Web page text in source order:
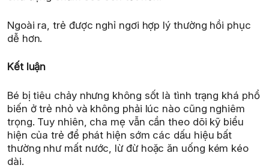
Ngoài ra, trẻ được nghỉ ngơi hợp lý thường hồi phục
dễ hơn.
Kết luận
Bé bị tiêu chảy nhưng không sốt là tình trạng khá phổ
biến ở trẻ nhỏ và không phải lúc nào cũng nghiêm
trọng. Tuy nhiên, cha mẹ vẫn cần theo dõi kỹ biểu
hiện của trẻ để phát hiện sớm các dấu hiệu bất
thường như mất nước, lừ đừ hoặc ăn uống kém kéo
dài.